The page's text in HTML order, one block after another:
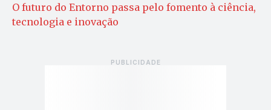
O futuro do Entorno passa pelo fomento à ciência,
tecnologia e inovação